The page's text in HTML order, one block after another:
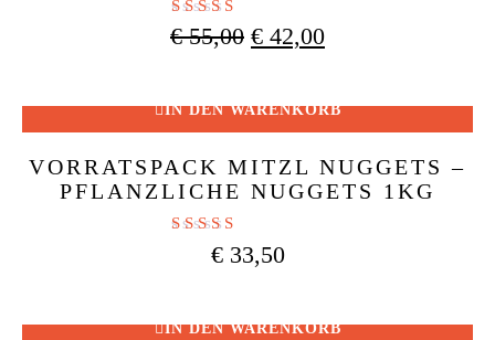
Bewertet mit
4.90
€55,00 Ursprünglicher
€ 55,00
€ 42,00Aktueller
€ 42,00.
IN DEN WARENKORB
VORRATSPACK MITZL NUGGETS –
PFLANZLICHE NUGGETS 1KG
Bewertet mit
5.00
€33,50
IN DEN WARENKORB